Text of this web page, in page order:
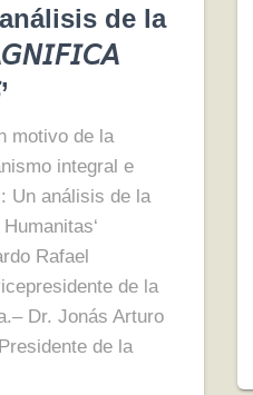
de la
motivo de la
integral e
Un análisis de la
Rafael
de la
Dr. Jonás Arturo
de la